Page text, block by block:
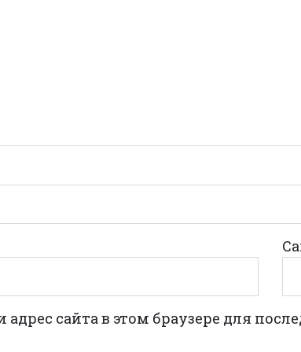
сайта в этом браузере для